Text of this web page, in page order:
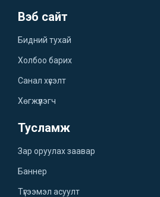
Вэб сайт
Бидний тухай
Холбоо барих
Санал хүсэлт
Хөгжүүлэгч
Тусламж
Зар оруулах заавар
Баннер
Түгээмэл асуулт